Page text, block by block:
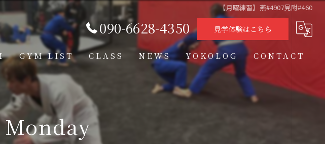
【月曜練習】燕#4907見附#460
090-6628-4350 見学体験はこちら
GYM LIST
燕道場
見附道場
CLASS NEWS YOKOLOG CONTACT
Monday